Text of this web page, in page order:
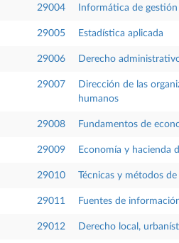
29004 Informática de gestión
29005 Estadística aplicada
29006 Derecho
29007
Dirección de las
humanos
29008 Fundamentos de
29009 Economía y hacienda
29010 Técnicas y métodos
29011 Fuentes de
29012 Derecho local,